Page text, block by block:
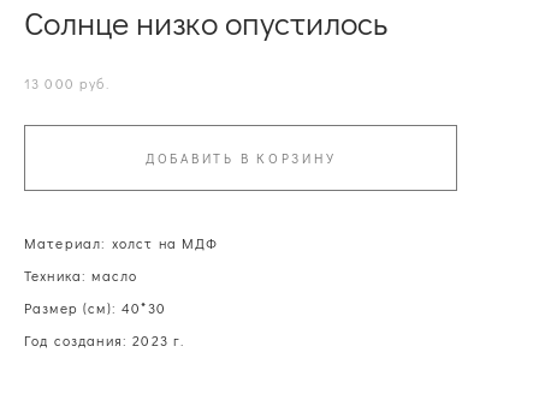
Солнце низко опустилось
13 000 pуб.
ДОБАВИТЬ В КОРЗИНУ
Материал: холст на МДФ
Техника: масло
Размер (см): 40*30
Год создания: 2023 г.